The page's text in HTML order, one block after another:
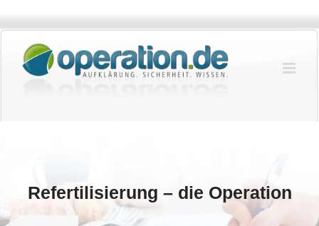
springen
Refertilisierung – die Operation